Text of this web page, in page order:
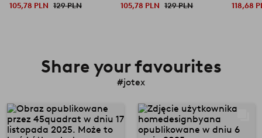
105,78 PLN 129 PLN
105,78 PLN
129 PLN
118,68
Share your favourites
#jotex